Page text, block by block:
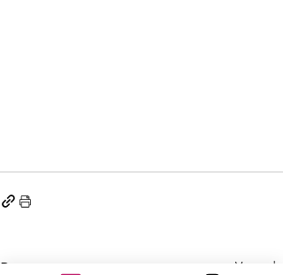
Posts recentes Ver tudo